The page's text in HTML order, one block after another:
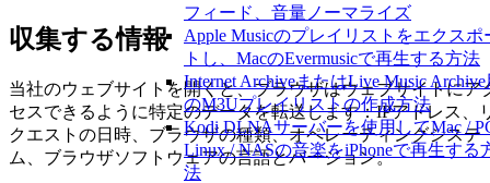
フィード、音量ノーマライズ
Apple Musicのプレイリストをエクスポ
トし、MacのEvermusicで再生する方法
Internet ArchiveまたはLive Music Archive
のM3Uプレイリストの作成方法
Kodi DLNAサーバーを使用してMac /
Linux / NASの音楽をiPhoneで再生する
法
収集する情報
当社のウェブサイトを開くと、ブラウザはウェブサイトにア
セスできるように特定のデータを転送します：IPアドレス、
クエストの日時、ブラウザの種類、オペレーティングシステ
ム、ブラウザソフトウェアの言語とバージョン。